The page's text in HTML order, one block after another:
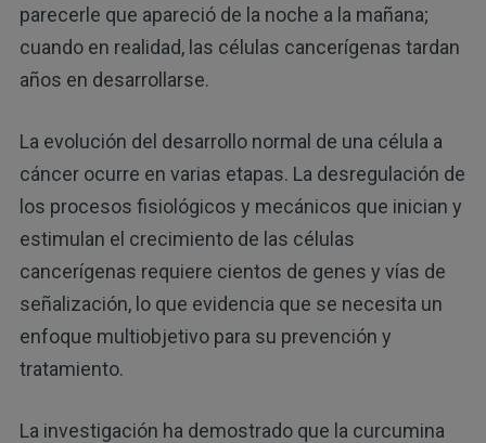
parecerle que apareció de la noche a la mañana;
cuando en realidad, las células cancerígenas tardan
años en desarrollarse.
La evolución del desarrollo normal de una célula a
cáncer ocurre en varias etapas. La desregulación de
los procesos fisiológicos y mecánicos que inician y
estimulan el crecimiento de las células
cancerígenas requiere cientos de genes y vías de
señalización, lo que evidencia que se necesita un
enfoque multiobjetivo para su prevención y
tratamiento.
La investigación ha demostrado que la curcumina